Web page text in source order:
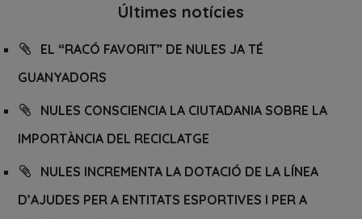
Últimes notícies
EL “RACÓ FAVORIT” DE NULES JA TÉ
GUANYADORS
NULES CONSCIENCIA LA CIUTADANIA SOBRE LA
IMPORTÀNCIA DEL RECICLATGE
NULES INCREMENTA LA DOTACIÓ DE LA LÍNEA
D’AJUDES PER A ENTITATS ESPORTIVES I PER A